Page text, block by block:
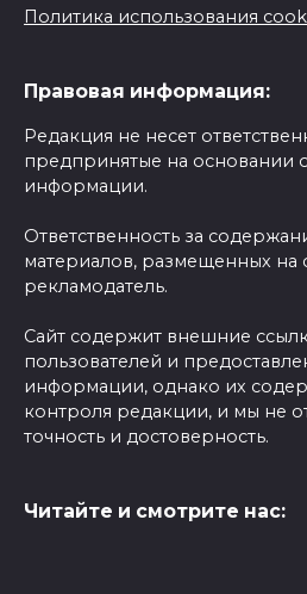
Политика использования
Правовая информация:
Редакция не несет
предпринятые на основании
информации.
Ответственность за
материалов, размещенных на
рекламодатель.
Сайт содержит внешние
пользователей и
информации, однако их
контроля редакции, и мы не
точность и достоверность.
Читайте и смотрите нас: